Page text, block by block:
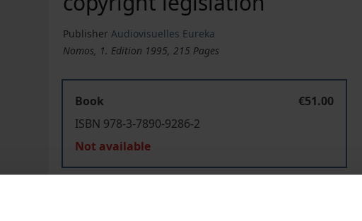
Publisher Audiovisuelles Eureka
Nomos, 1. Edition 1995, 215 Pages
Book
€51.00
ISBN 978-3-7890-9286-2
Not available